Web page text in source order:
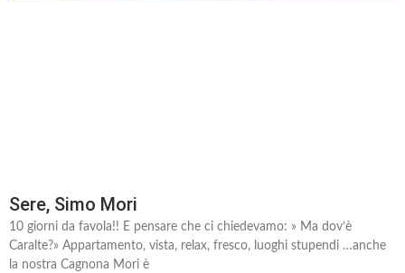
Sere, Simo Mori
10 giorni da favola!! E pensare che ci chiedevamo: » Ma dov’è
Caralte?» Appartamento, vista, relax, fresco, luoghi stupendi …anche
la nostra Cagnona Mori è